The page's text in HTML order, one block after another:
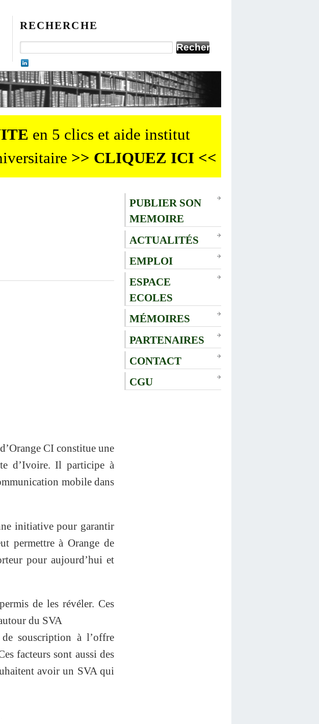
RECHERCHE
en 5 clics et aide institut
>> CLIQUEZ ICI <<
CI constitue une
d’Ivoire. Il participe à
mobile dans
initiative pour garantir
permettre à Orange de
pour aujourd’hui et
de les révéler. Ces
du SVA
souscription à l’offre
facteurs sont aussi des
avoir un SVA qui
PUBLIER SON
MEMOIRE
ACTUALITÉS
EMPLOI
ESPACE
ECOLES
MÉMOIRES
PARTENAIRES
CONTACT
CGU